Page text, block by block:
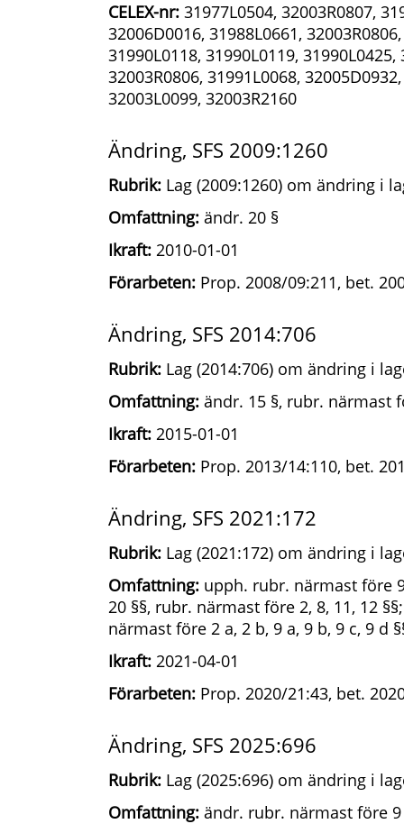
CELEX-nr: 31977L0504, 32003R0807,
32006D0016, 31988L0661,
31990L0118, 31990L0119,
32003R0806, 31991L0068,
32003L0099, 32003R2160
Ändring, SFS 2009:1260
Rubrik: Lag (2009:1260) om ändring i
Omfattning: ändr. 20 §
Ikraft: 2010-01-01
Förarbeten: Prop. 2008/09:211, bet.
Ändring, SFS 2014:706
Rubrik: Lag (2014:706) om ändring i
Omfattning: ändr. 15 §, rubr. närmast
Ikraft: 2015-01-01
Förarbeten: Prop. 2013/14:110, bet.
Ändring, SFS 2021:172
Rubrik: Lag (2021:172) om ändring i
Omfattning: upph. rubr. närmast före 9
20 §§, rubr. närmast före 2, 8, 11, 12
närmast före 2 a, 2 b, 9 a, 9 b, 9 c, 9 d
Ikraft: 2021-04-01
Förarbeten: Prop. 2020/21:43, bet.
Ändring, SFS 2025:696
Rubrik: Lag (2025:696) om ändring i
Omfattning: ändr. rubr. närmast före 9